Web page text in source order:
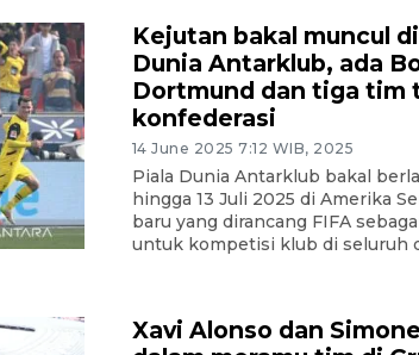
Kejutan bakal muncul
Dunia Antarklub, ada
Dortmund dan tiga tim
konfederasi
14 June 2025 7:12 WIB, 2025
Piala Dunia Antarklub bakal
hingga 13 Juli 2025 di Amerika
baru yang dirancang FIFA
untuk kompetisi klub di seluruh
Xavi Alonso dan